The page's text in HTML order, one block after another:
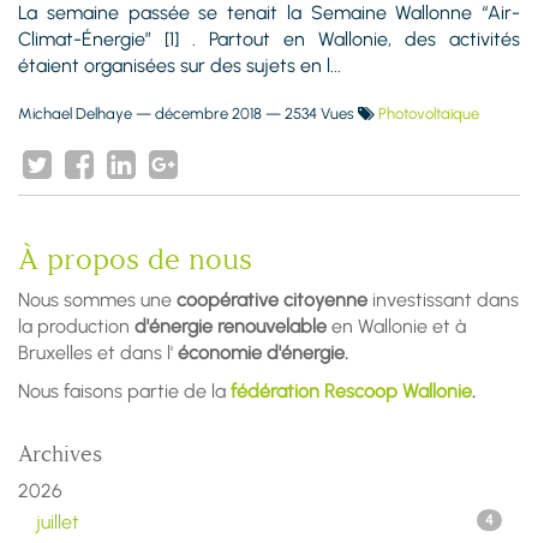
La semaine passée se tenait la Semaine Wallonne “Air-
Climat-Énergie” [1] . Partout en Wallonie, des activités
étaient organisées sur des sujets en l...
Michael Delhaye — décembre 2018 — 2534 Vues Photovoltaïque
À propos de nous
Nous sommes une coopérative citoyenne investissant dans
la production d'énergie renouvelable en Wallonie et à
Bruxelles et dans l' économie d'énergie.
Nous faisons partie de la fédération Rescoop Wallonie.
Archives
2026
juillet
4